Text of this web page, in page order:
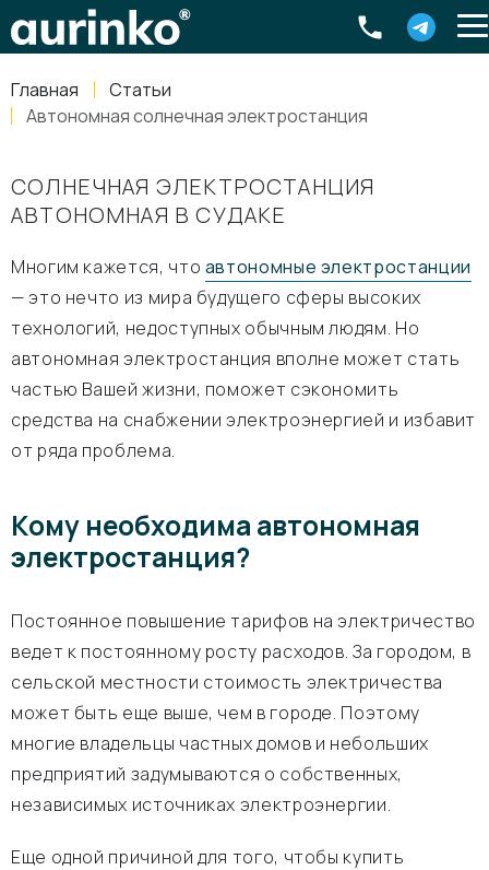
Главная
Статьи
Автономная солнечная электростанция
СОЛНЕЧНАЯ ЭЛЕКТРОСТАНЦИЯ
АВТОНОМНАЯ В СУДАКЕ
Многим кажется, что автономные электростанции
— это нечто из мира будущего сферы высоких
технологий, недоступных обычным людям. Но
автономная электростанция вполне может стать
частью Вашей жизни, поможет сэкономить
средства на снабжении электроэнергией и избавит
от ряда проблема.
Кому необходима автономная
электростанция?
Постоянное повышение тарифов на электричество
ведет к постоянному росту расходов. За городом, в
сельской местности стоимость электричества
может быть еще выше, чем в городе. Поэтому
многие владельцы частных домов и небольших
предприятий задумываются о собственных,
независимых источниках электроэнергии.
Еще одной причиной для того, чтобы купить
Россия, Свердловская область Екатеринбург ,
8-800-770-79-40